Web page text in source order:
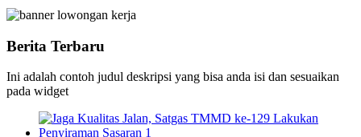
Berita Terbaru
Ini adalah contoh judul deskripsi yang bisa anda isi dan sesuaikan
pada widget